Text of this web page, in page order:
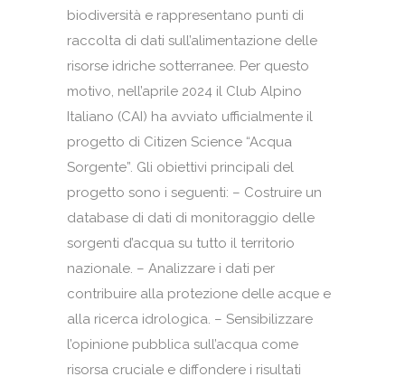
biodiversità e rappresentano punti di
raccolta di dati sull’alimentazione delle
risorse idriche sotterranee. Per questo
motivo, nell’aprile 2024 il Club Alpino
Italiano (CAI) ha avviato ufficialmente il
progetto di Citizen Science “Acqua
Sorgente”. Gli obiettivi principali del
progetto sono i seguenti: – Costruire un
database di dati di monitoraggio delle
sorgenti d’acqua su tutto il territorio
nazionale. – Analizzare i dati per
contribuire alla protezione delle acque e
alla ricerca idrologica. – Sensibilizzare
l’opinione pubblica sull’acqua come
risorsa cruciale e diffondere i risultati